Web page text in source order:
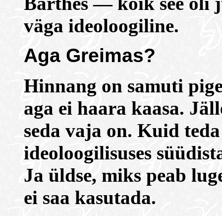
väga ideoloogiline.
Aga Greimas?
Hinnang on samuti
aga ei haara kaasa.
seda vaja on. Kuid
ideoloogilisuses
Ja üldse, miks peab
ei saa kasutada.